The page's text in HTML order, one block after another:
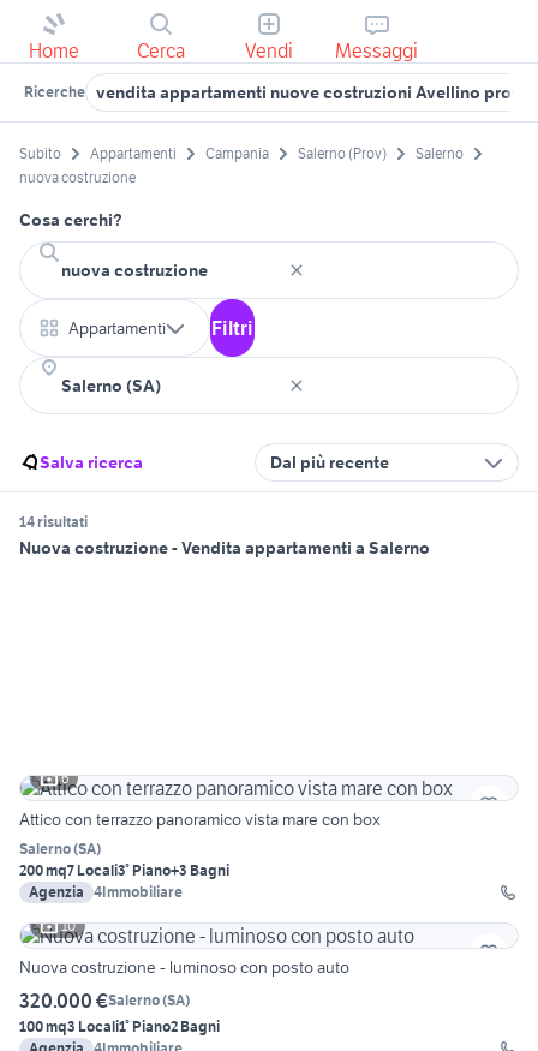
Home Cerca Vendi Messaggi
Ricerche vendita appartamenti nuove costruzioni Avellino
Subito Appartamenti Campania Salerno (Prov)
Salerno
nuova costruzione
Cosa cerchi?
Appartamenti Filtri
Salva ricerca Dal più recente
14 risultati
Nuova costruzione - Vendita appartamenti a Salerno
6
Attico con terrazzo panoramico vista mare con box
Salerno(SA)
200 mq7 Locali3° Piano+3 Bagni
Agenzia 4Immobiliare
10
Nuova costruzione - luminoso con posto auto
320.000 €Salerno(SA)
100 mq3 Locali1° Piano2 Bagni